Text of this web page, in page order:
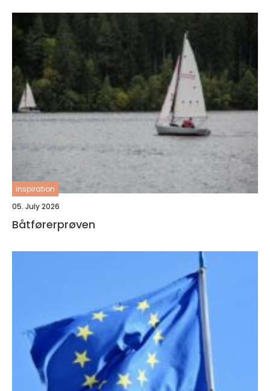
inspiration
05. July 2026
Båtførerprøven